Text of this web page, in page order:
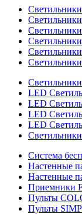
LED
LED
LED
LED
Светильники
Система
Настенные
Настенные
Приемники
Пульты
Пульты